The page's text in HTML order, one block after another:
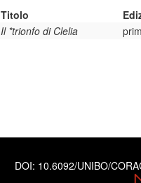
Titolo
Il *trionfo di Clelia
DOI: 10.6092/UNIBO/